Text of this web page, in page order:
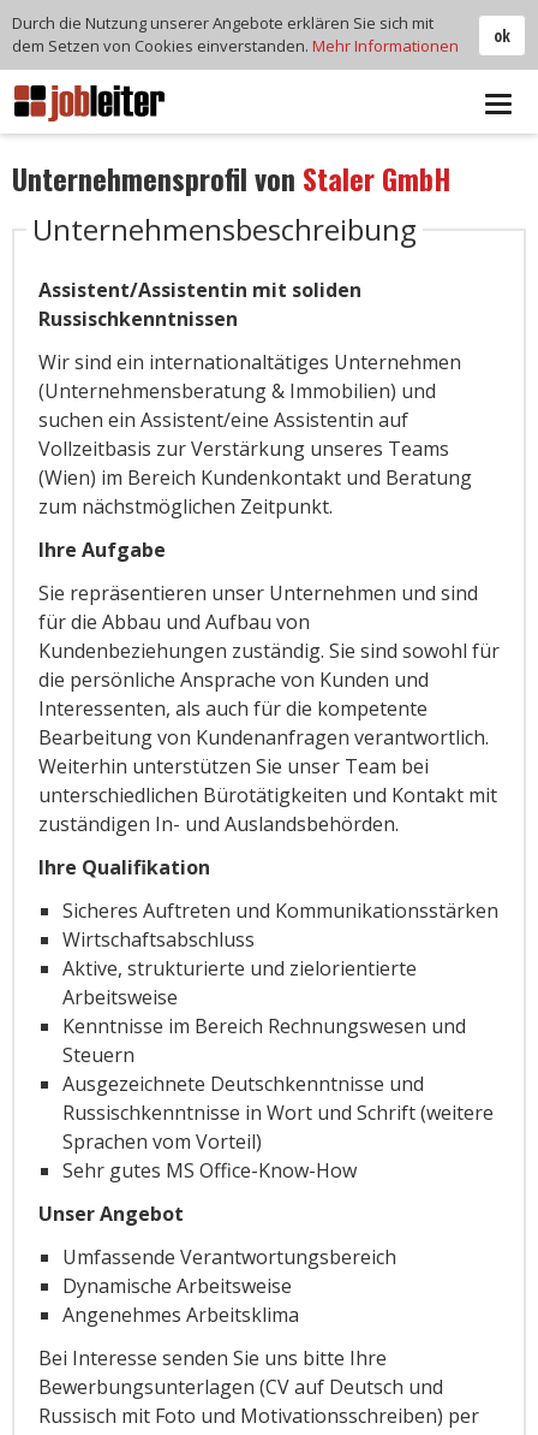
Unternehmensprofil von Staler GmbH
Unternehmensbeschreibung
Assistent/Assistentin mit soliden
Russischkenntnissen
Wir sind ein internationaltätiges Unternehmen
(Unternehmensberatung & Immobilien) und
suchen ein Assistent/eine Assistentin auf
Vollzeitbasis zur Verstärkung unseres Teams
(Wien) im Bereich Kundenkontakt und Beratung
zum nächstmöglichen Zeitpunkt.
Ihre Aufgabe
Sie repräsentieren unser Unternehmen und sind
für die Abbau und Aufbau von
Kundenbeziehungen zuständig. Sie sind sowohl für
die persönliche Ansprache von Kunden und
Interessenten, als auch für die kompetente
Bearbeitung von Kundenanfragen verantwortlich.
Weiterhin unterstützen Sie unser Team bei
unterschiedlichen Bürotätigkeiten und Kontakt mit
zuständigen In- und Auslandsbehörden.
Ihre Qualifikation
Sicheres Auftreten und Kommunikationsstärken
Wirtschaftsabschluss
Aktive, strukturierte und zielorientierte
Arbeitsweise
Kenntnisse im Bereich Rechnungswesen und
Steuern
Ausgezeichnete Deutschkenntnisse und
Russischkenntnisse in Wort und Schrift (weitere
Sprachen vom Vorteil)
Sehr gutes MS Office-Know-How
Unser Angebot
Umfassende Verantwortungsbereich
Dynamische Arbeitsweise
Angenehmes Arbeitsklima
Bei Interesse senden Sie uns bitte Ihre
Bewerbungsunterlagen (CV auf Deutsch und
Russisch mit Foto und Motivationsschreiben) per
ok
Durch die Nutzung unserer Angebote erklären Sie sich mit
dem Setzen von Cookies einverstanden. Mehr Informationen